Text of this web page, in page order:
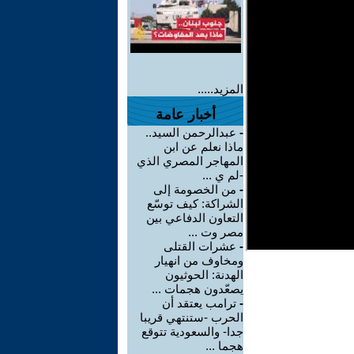
المزيد.....
أخبار عامة
- عبدالرحمن السيد..
ماذا نعلم عن ابن
المهاجر المصري الذي
-لم ي ...
- من الخصومة إلى
الشراكة: كيف توسّع
التعاون الدفاعي بين
مصر وت ...
- عشرات القتلى
ومخاوف من انهيار
الهدنة: الحوثيون
يصعّدون هجمات ...
- ترامب يعتقد أن
الحرب -ستنتهي قريبا
جدا- والسعودية تتوقع
هجما ...